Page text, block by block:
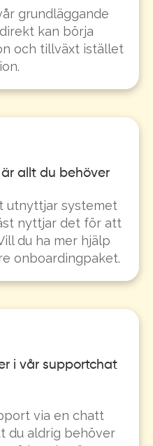
grundläggande
kan börja
och tillväxt istället
allt du behöver
utnyttjar systemet
nyttjar det för att
du ha mer hjälp
onboardingpaket.
i vår supportchat
via en chatt
du aldrig behöver